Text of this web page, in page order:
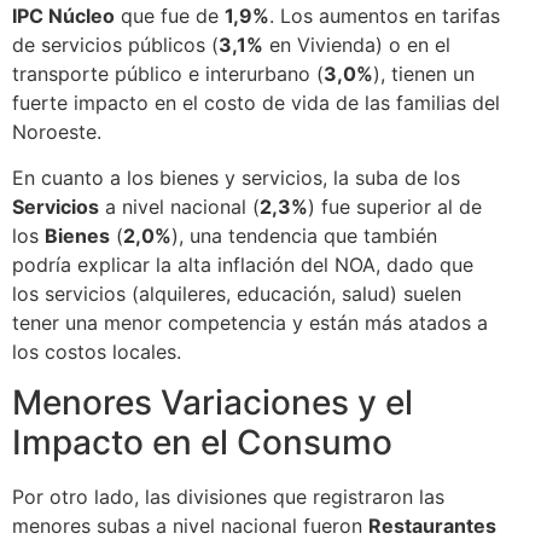
IPC Núcleo que fue de 1,9%. Los aumentos en tarifas
de servicios públicos (3,1% en Vivienda) o en el
transporte público e interurbano (3,0%), tienen un
fuerte impacto en el costo de vida de las familias del
Noroeste.
En cuanto a los bienes y servicios, la suba de los
Servicios a nivel nacional (2,3%) fue superior al de
los Bienes (2,0%), una tendencia que también
podría explicar la alta inflación del NOA, dado que
los servicios (alquileres, educación, salud) suelen
tener una menor competencia y están más atados a
los costos locales.
Menores Variaciones y el
Impacto en el Consumo
Por otro lado, las divisiones que registraron las
menores subas a nivel nacional fueron Restaurantes